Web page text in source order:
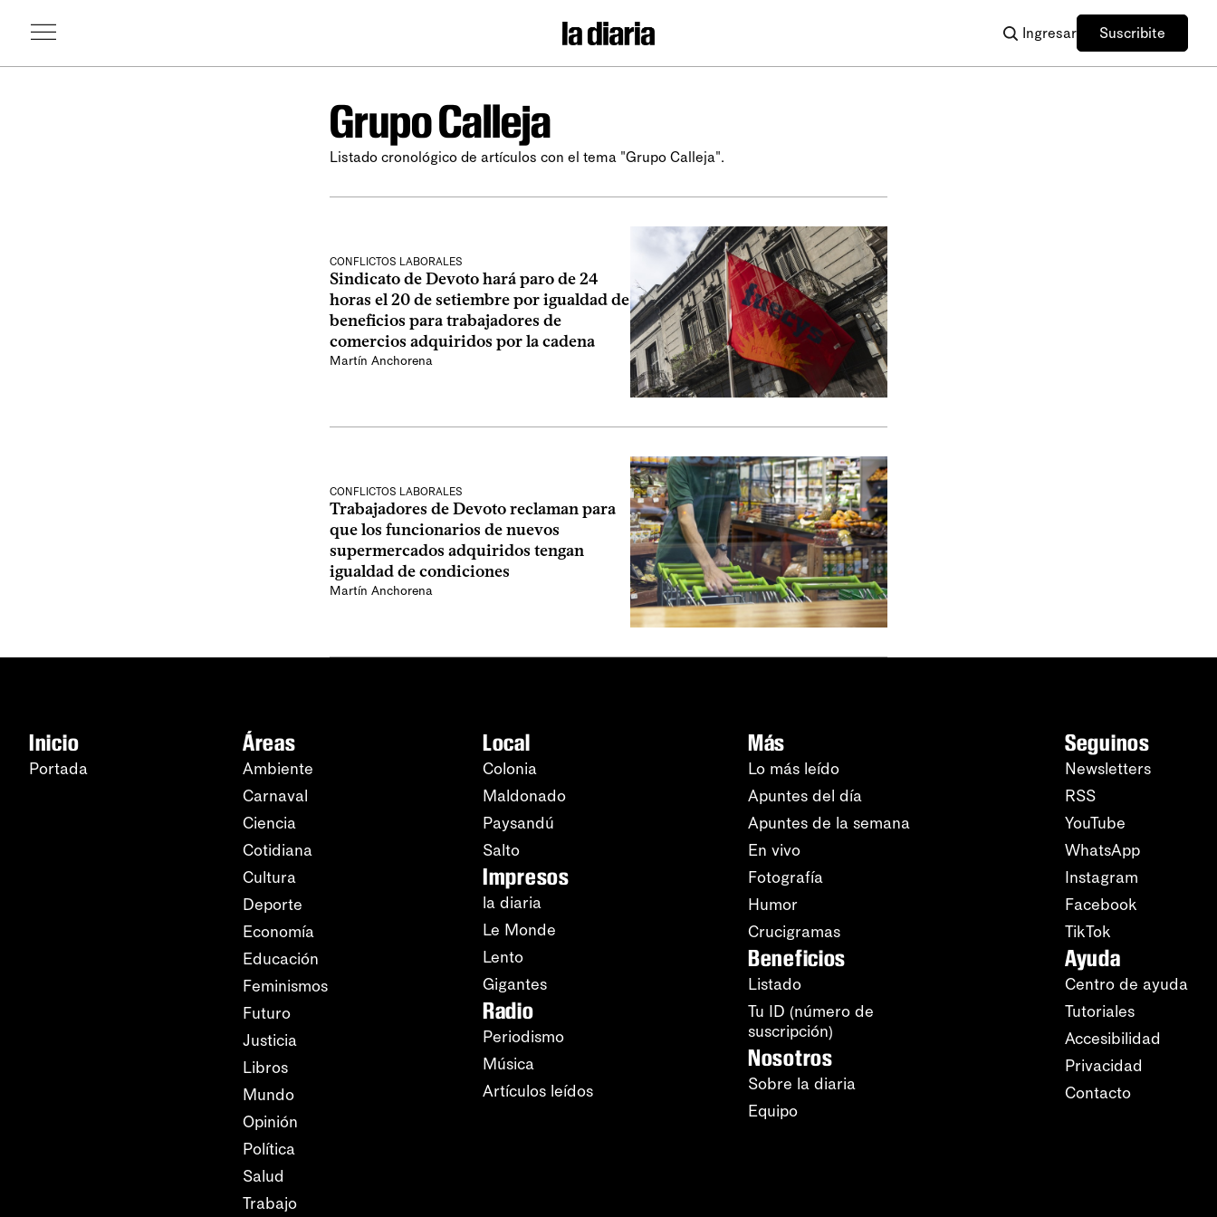
Ingresar Suscribite
Grupo Calleja
Listado cronológico de artículos con el tema "Grupo Calleja".
CONFLICTOS LABORALES
Sindicato de Devoto hará paro de 24
horas el 20 de setiembre por igualdad de
beneficios para trabajadores de
comercios adquiridos por la cadena
Martín Anchorena
CONFLICTOS LABORALES
Trabajadores de Devoto reclaman para
que los funcionarios de nuevos
supermercados adquiridos tengan
igualdad de condiciones
Martín Anchorena
Inicio
Portada
Áreas
Ambiente
Carnaval
Ciencia
Cotidiana
Cultura
Deporte
Economía
Educación
Feminismos
Futuro
Justicia
Libros
Mundo
Opinión
Política
Salud
Trabajo
Local
Colonia
Maldonado
Paysandú
Salto
Impresos
la diaria
Le Monde
Lento
Gigantes
Radio
Periodismo
Música
Artículos leídos
Más
Lo más leído
Apuntes del día
Apuntes de la semana
En vivo
Fotografía
Humor
Crucigramas
Beneficios
Listado
Tu ID (número de
suscripción)
Nosotros
Sobre la diaria
Equipo
Seguinos
Newsletters
RSS
YouTube
WhatsApp
Instagram
Facebook
TikTok
Ayuda
Centro de ayuda
Tutoriales
Accesibilidad
Privacidad
Contacto